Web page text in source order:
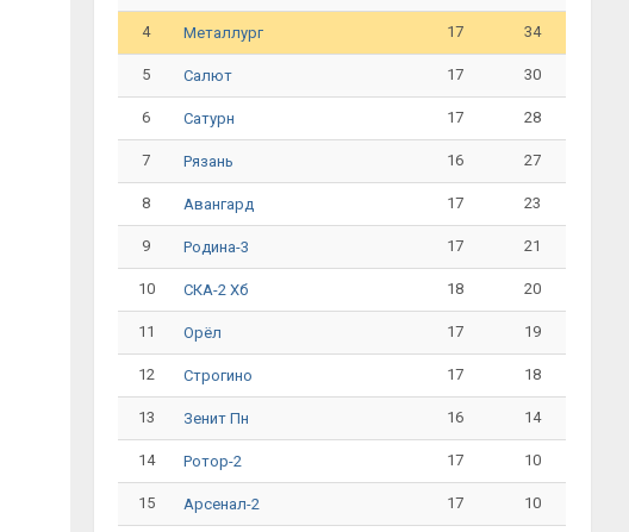
4 Металлург 17 34
5 Салют 17 30
6 Сатурн 17 28
7 Рязань 16 27
8 Авангард 17 23
9 Родина-3 17 21
10 СКА-2 Хб 18 20
11 Орёл 17 19
12 Строгино 17 18
13 Зенит Пн 16 14
14 Ротор-2 17 10
15 Арсенал-2 17 10